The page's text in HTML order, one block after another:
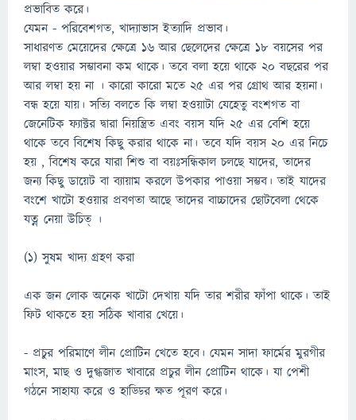
প্রভাবিত করে।
যেমন - পরিবেশগত, খাদ্যাভাস ইত্যাদি প্রভাব।
সাধারণত মেয়েদের ক্ষেত্রে ১৬ আর ছেলেদের ক্ষেত্রে ১৮ বয়সের পর
লম্বা হওয়ার সম্ভাবনা কম থাকে। তবে বলা হয়ে থাকে ২০ বছরের পর
আর লম্বা হয় না । কারো কারো মতে ২৫ এর পর গ্রোথ আর হয়না।
বন্ধ হয়ে যায়। সত্যি বলতে কি লম্বা হওয়াটা যেহেতু বংশগত বা
জেনেটিক ফ্যাক্টর দ্বারা নিয়ন্ত্রিত এবং বয়স যদি ২৫ এর বেশি হয়ে
থাকে তবে বিশেষ কিছু করার থাকে না। তবে যদি বয়স ২০ এর নিচে
হয় , বিশেষ করে যারা শিশু বা বয়ঃসন্ধিকাল চলছে যাদের, তাদের
জন্য কিছু ডায়েট বা ব্যায়াম করলে উপকার পাওয়া সম্ভব। তাই যাদের
বংশে খাটো হওয়ার প্রবণতা আছে তাদের বাচ্চাদের ছোটবেলা থেকে
যত্ন নেয়া উচিত্ ।
(১) সুষম খাদ্য গ্রহণ করা
এক জন লোক অনেক খাটো দেখায় যদি তার শরীর ফাঁপা থাকে। তাই
ফিট থাকতে হয় সঠিক খাবার খেয়ে।
- প্রচুর পরিমাণে লীন প্রোটিন খেতে হবে। যেমন সাদা ফার্মের মুরগীর
মাংস, মাছ ও দুগ্ধজাত খাবারে প্রচুর লীন প্রোটিন থাকে। যা পেশী
গঠনে সাহায্য করে ও হাড্ডির ক্ষত পূরণ করে।